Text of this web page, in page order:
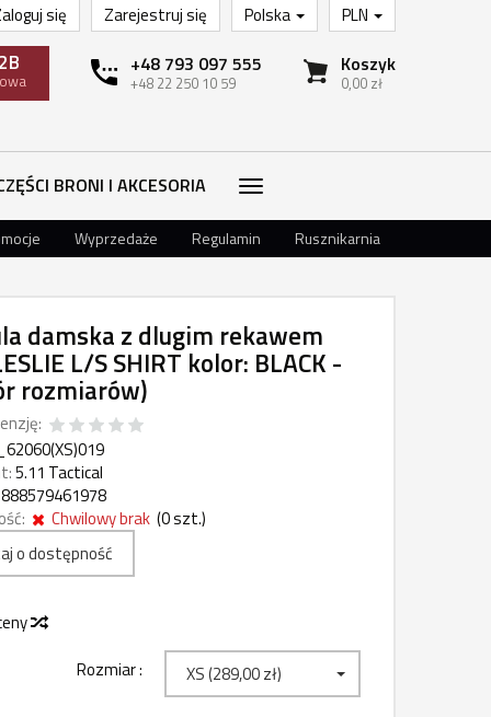
PLN
Polska
Zarejestruj się
się
Koszyk
0,00 zł
+48 793 097 555
+48 22 250 10 59
BRONI I AKCESORIA
Wyprzedaże Regulamin Rusznikarnia
damska z dlugim rekawem
L/S SHIRT kolor: BLACK -
rozmiarów)
5.11 Tactical
888579461978
Chwilowy brak (0szt.)
o dostępność
Rozmiar :
XS (289,00 zł)